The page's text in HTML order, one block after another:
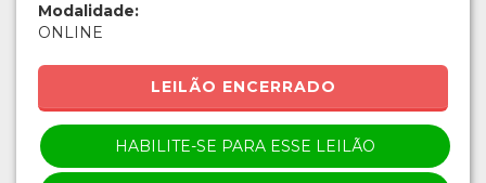
Modalidade:
ONLINE
LEILÃO ENCERRADO
HABILITE-SE PARA ESSE LEILÃO